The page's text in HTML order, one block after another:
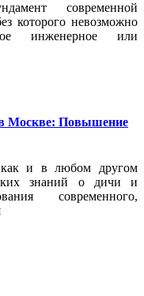
современной
которого невозможно
инженерное или
Москве: Повышение
как и в любом другом
знаний о дичи и
современного,